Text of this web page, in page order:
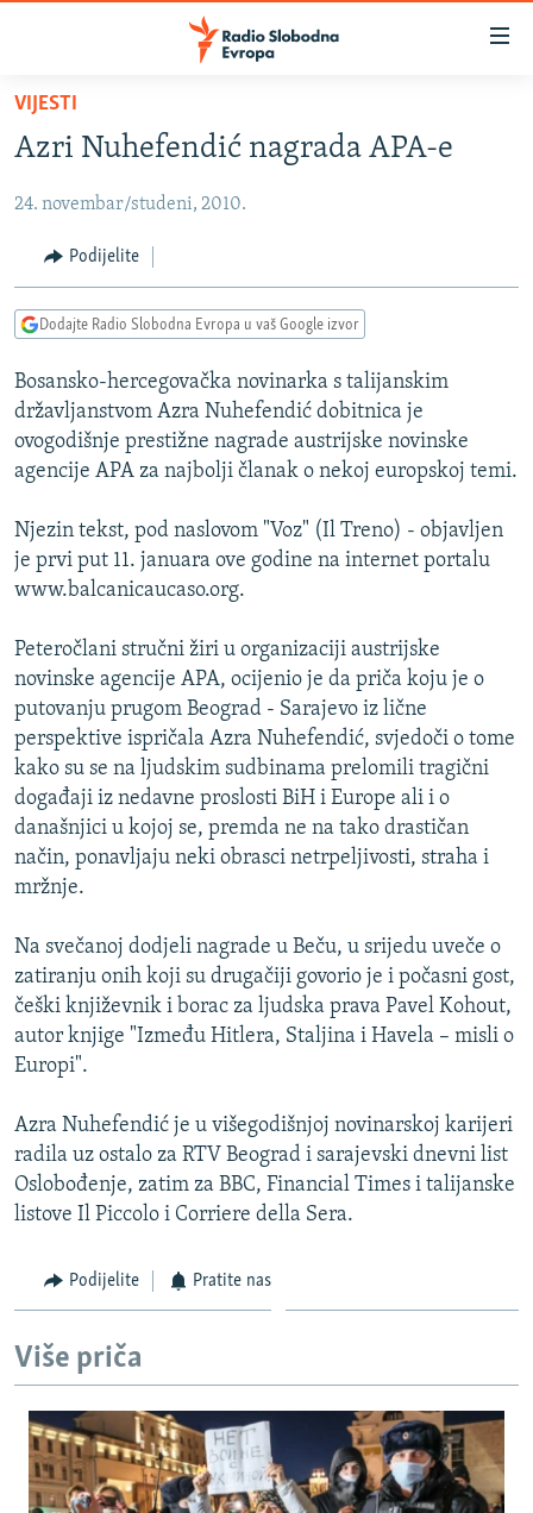
Pređite
glavni
Pređite
Pređite
pretragu
SRBIJA
KOSOVO
VIZUELNO
VIDEO
FOTOGALERIJE
INFOGRAFIKE
PODCASTI
RAT U UKRAJINI
KINA NA BALKANU
ISPRIČAJ MI
DNEVNO@RSE
SPECIJALI RSE
VIŠE OD NASLOVA
GENOCID U SREBRENICI
POPLAVE I KLIZIŠTA U BIH 2024.
TV LIBERTY
POST SCRIPTUM
MOJA EVROPA
TRI DECENIJE OD RATA U BIH
SVE KARTE DEJTONA
NASTANAK I RASPAD JUGOSLAVIJE
PRATITE NAS
Sve RFE/RL stranice
VIJESTI
Azri Nuhefendić nagrada APA-e
24. novembar/studeni, 2010.
Podijelite
Dodajte Radio Slobodna Evropa u vaš Google izvor
Bosansko-hercegovačka novinarka s talijanskim
državljanstvom Azra Nuhefendić dobitnica je
ovogodišnje prestižne nagrade austrijske novinske
agencije APA za najbolji članak o nekoj europskoj temi.
Njezin tekst, pod naslovom "Voz" (Il Treno) - objavljen
je prvi put 11. januara ove godine na internet portalu
www.balcanicaucaso.org.
Peteročlani stručni žiri u organizaciji austrijske
novinske agencije APA, ocijenio je da priča koju je o
putovanju prugom Beograd - Sarajevo iz lične
perspektive ispričala Azra Nuhefendić, svjedoči o tome
kako su se na ljudskim sudbinama prelomili tragični
događaji iz nedavne proslosti BiH i Europe ali i o
današnjici u kojoj se, premda ne na tako drastičan
način, ponavljaju neki obrasci netrpeljivosti, straha i
mržnje.
Na svečanoj dodjeli nagrade u Beču, u srijedu uveče o
zatiranju onih koji su drugačiji govorio je i počasni gost,
češki književnik i borac za ljudska prava Pavel Kohout,
autor knjige "Između Hitlera, Staljina i Havela – misli o
Europi".
Azra Nuhefendić je u višegodišnjoj novinarskoj karijeri
radila uz ostalo za RTV Beograd i sarajevski dnevni list
Oslobođenje, zatim za BBC, Financial Times i talijanske
listove Il Piccolo i Corriere della Sera.
Podijelite Pratite nas
Više priča